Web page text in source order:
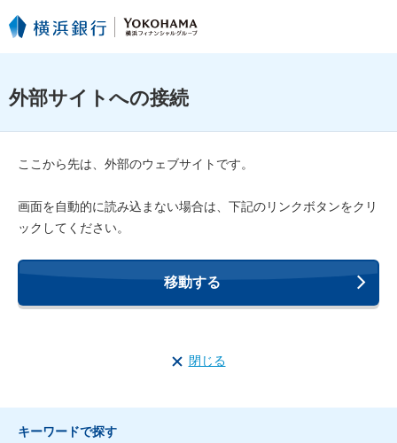
外部サイトへの接続
ここから先は、外部のウェブサイトです。
画面を自動的に読み込まない場合は、下記のリンクボタンをクリ
ックしてください。
移動する
閉じる
キーワードで探す